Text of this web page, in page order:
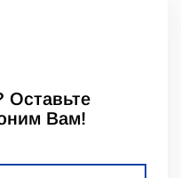
Оставьте
Вам!